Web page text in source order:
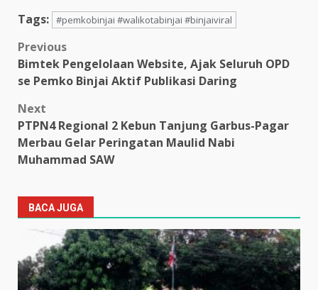
Tags: #pemkobinjai #walikotabinjai #binjaiviral
Post
navigation
Previous
Bimtek Pengelolaan Website, Ajak Seluruh OPD
se Pemko Binjai Aktif Publikasi Daring
Next
PTPN4 Regional 2 Kebun Tanjung Garbus-Pagar
Merbau Gelar Peringatan Maulid Nabi
Muhammad SAW
BACA JUGA